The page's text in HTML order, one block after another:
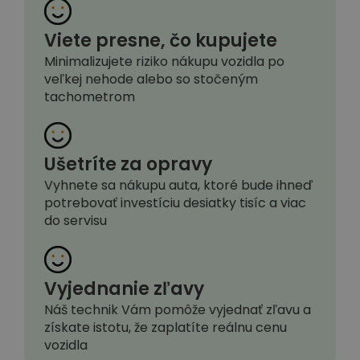
Viete presne, čo kupujete
Minimalizujete riziko nákupu vozidla po
veľkej nehode alebo so stočeným
tachometrom
Ušetríte za opravy
Vyhnete sa nákupu auta, ktoré bude ihneď
potrebovať investíciu desiatky tisíc a viac
do servisu
Vyjednanie zľavy
Náš technik Vám pomôže vyjednať zľavu a
získate istotu, že zaplatíte reálnu cenu
vozidla